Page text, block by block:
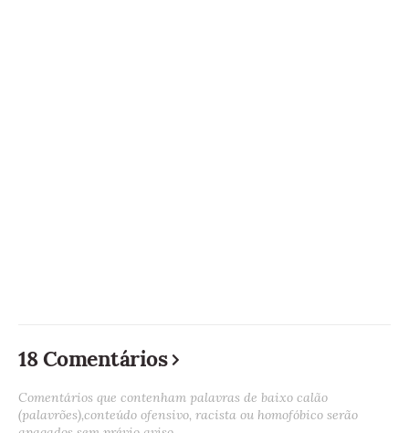
18 Comentários
Comentários que contenham palavras de baixo calão
(palavrões),conteúdo ofensivo, racista ou homofóbico serão